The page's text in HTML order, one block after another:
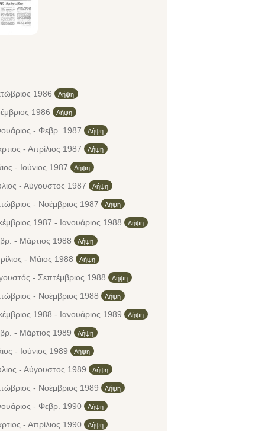
1986 Λήψη
1986 Λήψη
- Φεβρ. 1987 Λήψη
- Απρίλιος 1987 Λήψη
- Ιούνιος 1987 Λήψη
- Αύγουστος 1987 Λήψη
- Νοέμβριος 1987 Λήψη
1987 - Ιανουάριος 1988 Λήψη
- Μάρτιος 1988 Λήψη
- Μάιος 1988 Λήψη
- Σεπτέμβριος 1988 Λήψη
- Νοέμβριος 1988 Λήψη
1988 - Ιανουάριος 1989 Λήψη
- Μάρτιος 1989 Λήψη
- Ιούνιος 1989 Λήψη
- Αύγουστος 1989 Λήψη
- Νοέμβριος 1989 Λήψη
- Φεβρ. 1990 Λήψη
- Απρίλιος 1990 Λήψη